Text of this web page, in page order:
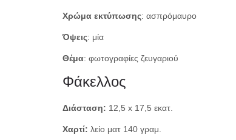
Χρώμα εκτύπωσης: ασπρόμαυρο
Όψεις: μία
Θέμα: φωτογραφίες ζευγαριού
Φάκελλος
Διάσταση: 12,5 x 17,5 εκατ.
Χαρτί: λείο ματ 140 γραμ.